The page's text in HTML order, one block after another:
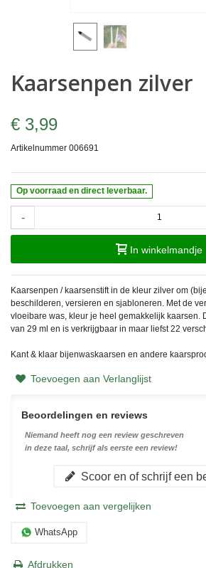
Kaarsenpen zilver
€ 3,99
Artikelnummer 006691
Op voorraad en direct leverbaar.
-
In winkelmandje
Kaarsenpen / kaarsenstift in de kleur zilver om
beschilderen, versieren en sjabloneren. Met de
vloeibare was, kleur je heel gemakkelijk kaarsen.
van 29 ml en is verkrijgbaar in maar liefst 22
Kant & klaar bijenwaskaarsen en andere
Toevoegen aan Verlanglijst
Beoordelingen en reviews
Niemand heeft nog een review geschreven
in deze taal, schrijf als eerste een review!
Scoor en of schrijf een
Toevoegen aan vergelijken
WhatsApp
Afdrukken